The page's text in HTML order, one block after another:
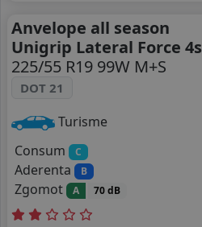
Anvelope all season
Unigrip Lateral Force 4s
225/55 R19 99W M+S
DOT 21
Turisme
Consum
C
Aderenta B
Zgomot A 70 dB